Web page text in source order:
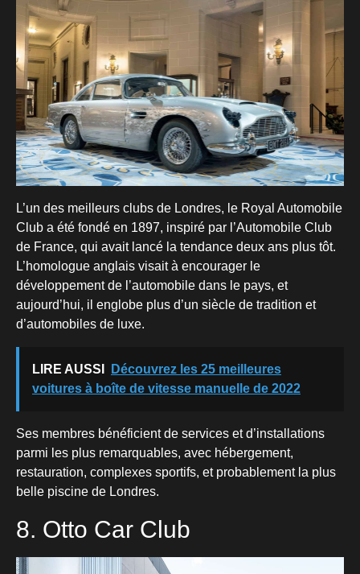
L’un des meilleurs clubs de Londres, le Royal Automobile
Club a été fondé en 1897, inspiré par l’Automobile Club
de France, qui avait lancé la tendance deux ans plus tôt.
L’homologue anglais visait à encourager le
développement de l’automobile dans le pays, et
aujourd’hui, il englobe plus d’un siècle de tradition et
d’automobiles de luxe.
LIRE AUSSI
Découvrez les 25 meilleures
voitures à boîte de vitesse manuelle de 2022
Ses membres bénéficient de services et d’installations
parmi les plus remarquables, avec hébergement,
restauration, complexes sportifs, et probablement la plus
belle piscine de Londres.
8. Otto Car Club